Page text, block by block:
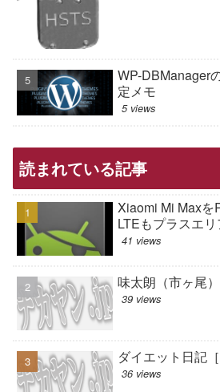
WP-DBManager
定メモ
5 views
読まれている記事
Xiaomi Mi Maxを
LTEもプラスエ
41 views
味太朗（市ヶ尾）
39 views
ダイエット日記
36 views